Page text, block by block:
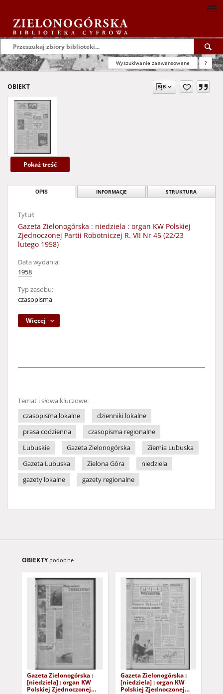
Wyszukiwanie zaawansowane ?
OBIEKT
Pokaż treść
OPIS INFORMACJE STRUKTURA
Tytuł:
Gazeta Zielonogórska : niedziela : organ KW Polskiej
Zjednoczonej Partii Robotniczej R. VII Nr 45 (22/23
lutego 1958)
Data wydania:
1958
Typ zasobu:
czasopisma
Więcej
Temat i słowa kluczowe:
czasopisma lokalne
dzienniki lokalne
prasa codzienna
czasopisma regionalne
Lubuskie
Gazeta Zielonogórska
Ziemia Lubuska
Gazeta Lubuska
Zielona Góra
niedziela
gazety lokalne
gazety regionalne
OBIEKTY podobne
Gazeta Zielonogórska :
[niedziela] : organ KW
Polskiej Zjednoczonej
Gazeta Zielonogórska :
[niedziela] : organ KW
Polskiej Zjednoczonej